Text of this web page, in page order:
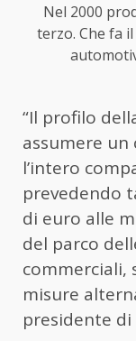
Nel 2000
terzo. Che fa
“Il profilo
assumere
l’intero
prevedendo
di euro alle
del parco
commerciali,
misure
presidente di